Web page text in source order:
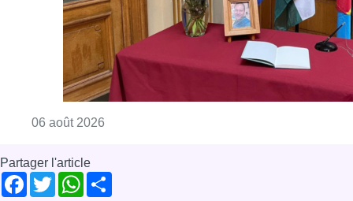
06 août 2026
Partager l'article
Facebook
TwitterWhatsApp